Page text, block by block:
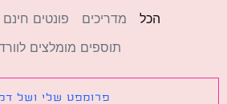
מדריכים פונטים חינם
תוספים מומלצים לוורדפרס
פרומפט שלי ושל דמות